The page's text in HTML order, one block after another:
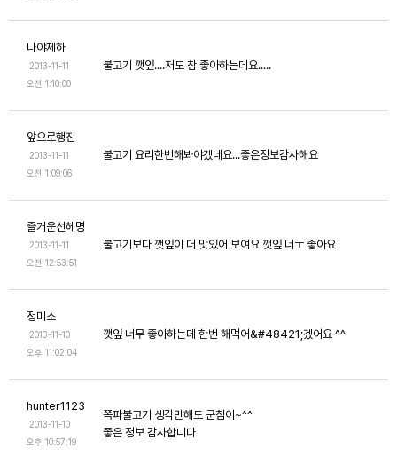
나야제하
2013-11-11
오전 1:10:00
불고기 깻잎....저도 참 좋아하는데요.....
앞으로행진
2013-11-11
오전 1:09:06
불고기 요리한번해봐야겠네요...좋은정보감사해요
즐거운선헤명
2013-11-11
오전 12:53:51
불고기보다 깻잎이 더 맛있어 보여요 깻잎 너ㅜ 좋아요
정미소
2013-11-10
오후 11:02:04
깻잎 너무 좋아하는데 한번 해먹어&#48421;겠어요 ^^
hunter1123
2013-11-10
오후 10:57:19
쪽파불고기 생각만해도 군침이~^^
좋은 정보 감사합니다